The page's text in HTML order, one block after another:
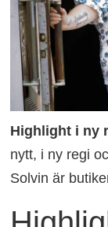
Highlight i ny
nytt, i ny regi
Solvin är